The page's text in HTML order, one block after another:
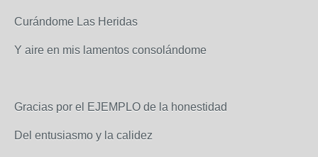
Curándome Las Heridas
Y aire en mis lamentos consolándome
Gracias por el EJEMPLO de la honestidad
Del entusiasmo y la calidez